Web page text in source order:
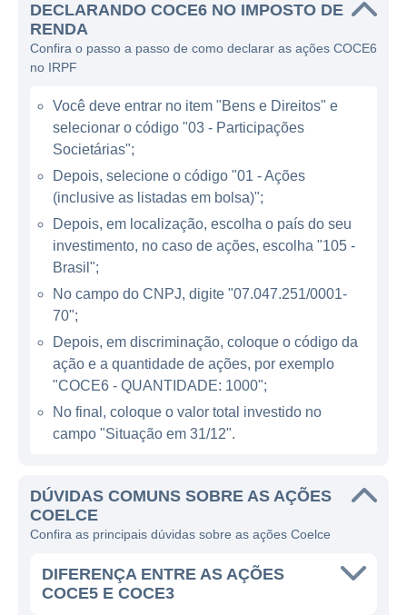
ATUAÇÃO DA COELCE
A Coelce opera no setor elétrico,
energia, onde é responsável pela recepção,
transformação e entrega da eletricidade
gerada por usinas para os consumidores
finais. O seu trabalho começa com a
distribuição de energia às subestações e
termina nas residências, indústrias e
comércios. A empresa tem o compromisso
eficiência e melhorando a qualidade dos
Além da distribuição, a Coelce também se
envolve em projetos de eficiência energética
e de energia renovável. Essa iniciativa
melhora a sustentabilidade de suas
meio ambiente, encorajando a utilização de
fontes de energia limpa e renováveis, como
a solar e a eólica, práticas cada vez mais
importantes no mundo atual.
DECLARANDO COCE6 NO IMPOSTO DE
RENDA
Confira o passo a passo de como declarar as ações COCE6
no IRPF
Você deve entrar no item "Bens e Direitos" e
selecionar o código "03 - Participações
Societárias";
Depois, selecione o código "01 - Ações
(inclusive as listadas em bolsa)";
Depois, em localização, escolha o país do seu
investimento, no caso de ações, escolha "105 -
Brasil";
No campo do CNPJ, digite "07.047.251/0001-
70";
Depois, em discriminação, coloque o código da
ação e a quantidade de ações, por exemplo
"COCE6 - QUANTIDADE: 1000";
No final, coloque o valor total investido no
campo "Situação em 31/12".
DÚVIDAS COMUNS SOBRE AS AÇÕES
COELCE
Confira as principais dúvidas sobre as ações Coelce
DIFERENÇA ENTRE AS AÇÕES
COCE5 E COCE3